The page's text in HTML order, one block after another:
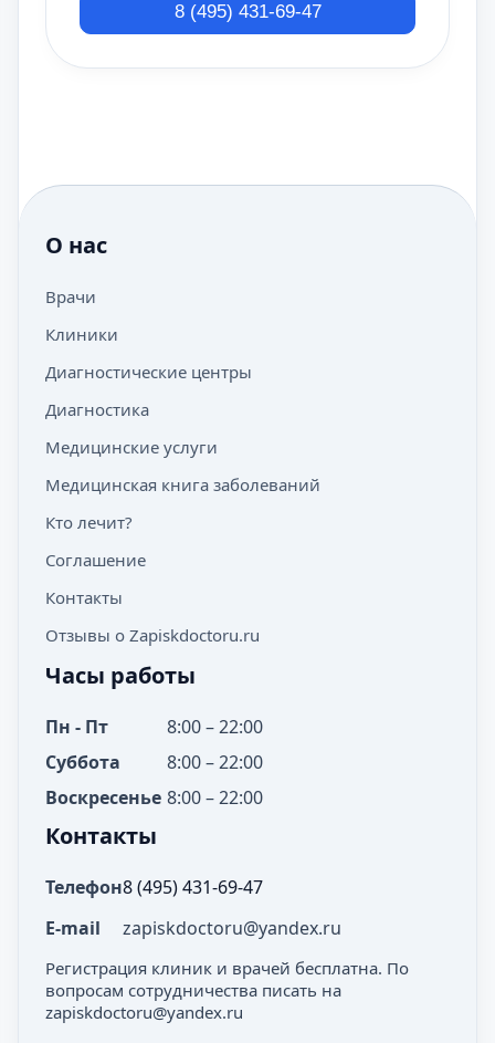
8 (495) 431-69-47
О нас
Врачи
Клиники
Диагностические центры
Диагностика
Медицинские услуги
Медицинская книга заболеваний
Кто лечит?
Соглашение
Контакты
Отзывы о Zapiskdoctoru.ru
Часы работы
Пн - Пт
8:00 – 22:00
Суббота
8:00 – 22:00
Воскресенье 8:00 – 22:00
Контакты
Телефон8 (495) 431-69-47
E-mail
zapiskdoctoru@yandex.ru
Регистрация клиник и врачей бесплатна. По
вопросам сотрудничества писать на
zapiskdoctoru@yandex.ru